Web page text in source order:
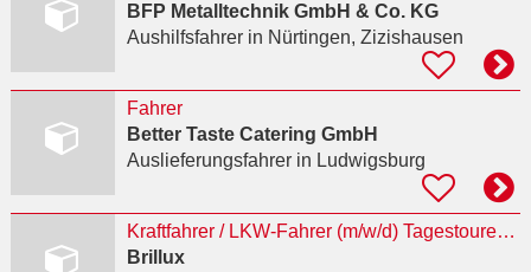
BFP Metalltechnik GmbH & Co. KG
Aushilfsfahrerin Nürtingen, Zizishausen
Fahrer
Better Taste Catering GmbH
Auslieferungsfahrerin Ludwigsburg
Kraftfahrer / LKW-Fahrer (m/w/d) Tagestouren | Brillux Essingen
Brillux